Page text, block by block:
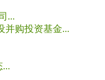
...
并购投资基金...
...